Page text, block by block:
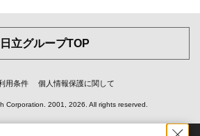
日立グループTOP
用条件 個人情報保護に関して
Corporation. 2001, 2026 . All rights reserved.